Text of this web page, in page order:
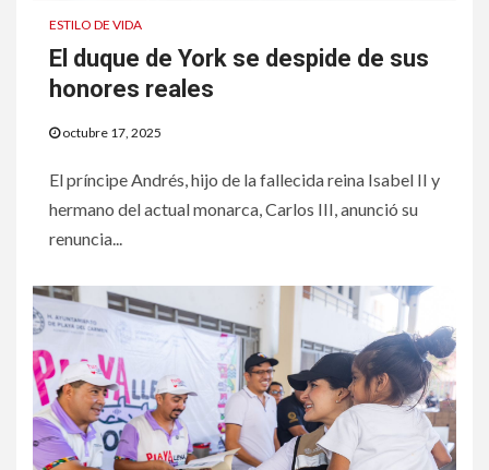
ESTILO DE VIDA
El duque de York se despide de sus
honores reales
octubre 17, 2025
El príncipe Andrés, hijo de la fallecida reina Isabel II y
hermano del actual monarca, Carlos III, anunció su
renuncia...